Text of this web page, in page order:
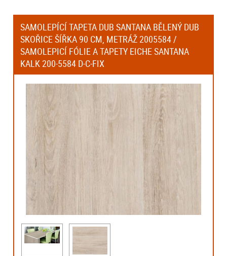
SAMOLEPÍCÍ TAPETA DUB SANTANA BĚLENÝ DUB
SKOŘICE ŠÍŘKA 90 CM, METRÁŽ 2005584 /
SAMOLEPICÍ FÓLIE A TAPETY EICHE SANTANA
KALK 200-5584 D-C-FIX